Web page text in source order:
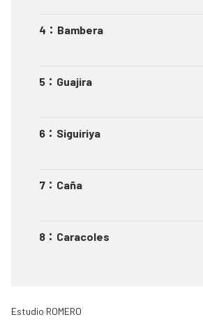
4 ： Bambera
5 ： Guajira
6 ： Siguiriya
7 ： Caña
8 ： Caracoles
Estudio ROMERO